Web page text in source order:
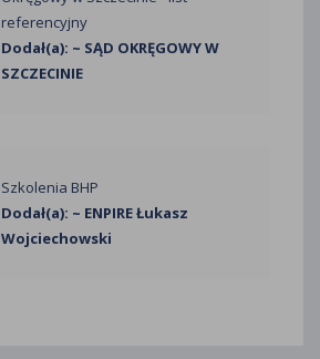
referencyjny
Dodał(a): ~ SĄD OKRĘGOWY W
SZCZECINIE
Szkolenia BHP
Dodał(a): ~ ENPIRE Łukasz
Wojciechowski